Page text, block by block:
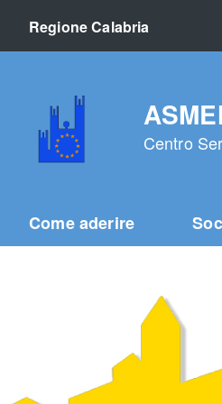
Regione Calabria
Centro
Come aderire